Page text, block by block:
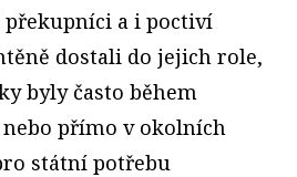
a i poctiví
dostali do jejich role,
byly často během
nebo přímo v okolních
státní potřebu